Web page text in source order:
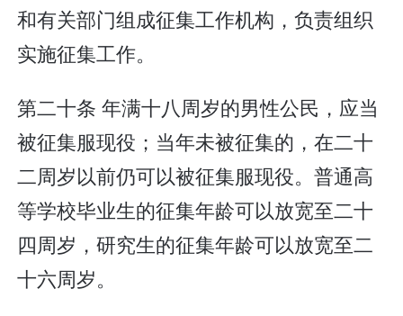
和有关部门组成征集工作机构，负责组织
实施征集工作。
第二十条 年满十八周岁的男性公民，应当
被征集服现役；当年未被征集的，在二十
二周岁以前仍可以被征集服现役。普通高
等学校毕业生的征集年龄可以放宽至二十
四周岁，研究生的征集年龄可以放宽至二
十六周岁。